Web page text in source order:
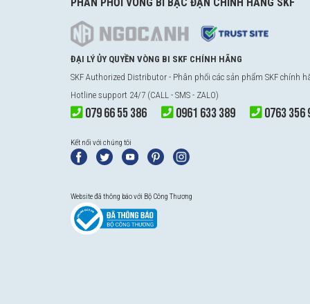
PHÂN PHỐI VÒNG BI BẠC ĐẠN CHÍNH HÃNG SKF
ĐẠI LÝ ỦY QUYỀN VÒNG BI SKF CHÍNH HÃNG
SKF Authorized Distributor - Phân phối các sản phẩm SKF chính
Hotline support 24/7 (CALL - SMS - ZALO)
079 66 55 386 0961 633 389 0763 356
Kết nối với chúng tôi
Website đã thông báo với Bộ Công Thương